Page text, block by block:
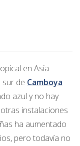
en Asia
sur de Camboya
azul y no hay
instalaciones
ha aumentado
pero todavía no